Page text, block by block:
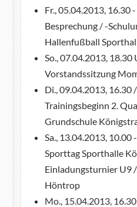
Fr., 05.04.2013, 16.30
Besprechung / -
Hallenfußball
So., 07.04.2013,
Vorstandssitzung
Di., 09.04.2013, 16.30
Trainingsbeginn 2.
Grundschule
Sa., 13.04.2013,
Sporttag Sporthalle
Einladungsturnier U9
Höntrop
Mo., 15.04.2013,